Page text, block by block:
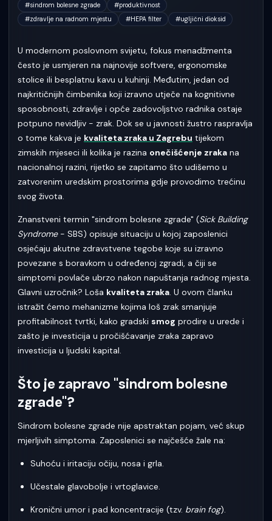
#sindrom bolesne zgrade #produktivnost
#zdravlje na radnom mjestu #HEPA filter #ugljični dioksid
U modernom poslovnom svijetu, fokus menadžmenta
često je usmjeren na najnovije softvere, ergonomske
stolice ili besplatnu kavu u kuhinji. Međutim, jedan od
najkritičnijih čimbenika koji izravno utječe na kognitivne
sposobnosti, zdravlje i opće zadovoljstvo radnika ostaje
potpuno nevidljiv - zrak. Dok se u javnosti žustro raspravlja
o tome kakva je kvaliteta zraka u Zagrebu tijekom
zimskih mjeseci ili kolika je razina onečišćenje zraka na
nacionalnoj razini, rijetko se zapitamo što udišemo u
zatvorenim uredskim prostorima gdje provodimo trećinu
svog života.
Znanstveni termin "sindrom bolesne zgrade" (Sick Building
Syndrome- SBS) opisuje situaciju u kojoj zaposlenici
osjećaju akutne zdravstvene tegobe koje su izravno
povezane s boravkom u određenoj zgradi, a čiji se
simptomi povlače ubrzo nakon napuštanja radnog mjesta.
Glavni uzročnik? Loša kvaliteta zraka. U ovom članku
istražit ćemo mehanizme kojima loš zrak smanjuje
profitabilnost tvrtki, kako gradski smog prodire u urede i
zašto je investicija u pročišćavanje zraka zapravo
investicija u ljudski kapital.
Što je zapravo "sindrom bolesne
zgrade"?
Sindrom bolesne zgrade nije apstraktan pojam, već skup
mjerljivih simptoma. Zaposlenici se najčešće žale na:
Suhoću i iritaciju očiju, nosa i grla.
Učestale glavobolje i vrtoglavice.
Kronični umor i pad koncentracije (tzv. brain fog).